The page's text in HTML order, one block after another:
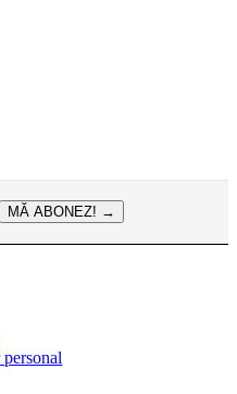
MĂ ABONEZ! →